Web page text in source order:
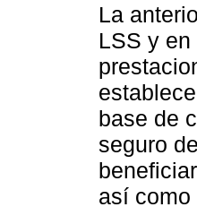
La
LSS y
base de
seguro
así como